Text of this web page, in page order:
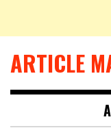
ARTICLE